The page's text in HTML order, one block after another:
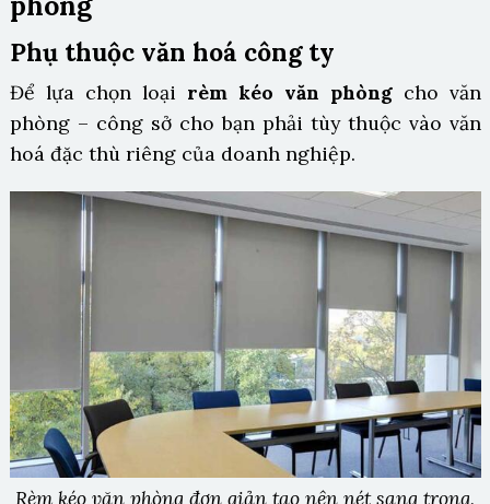
Phụ thuộc văn hoá công ty
Để lựa chọn loại rèm kéo văn phòng cho văn
phòng – công sở cho bạn phải tùy thuộc vào văn
hoá đặc thù riêng của doanh nghiệp.
Rèm kéo văn phòng đơn giản tạo nên nét sang trọng,